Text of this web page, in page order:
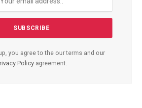
you agree to the our terms and our
Policy agreement.